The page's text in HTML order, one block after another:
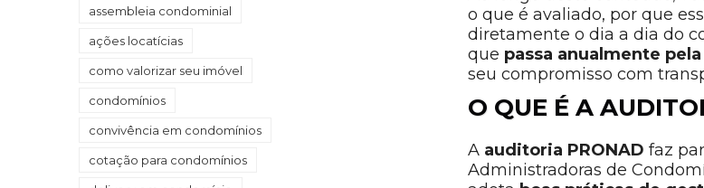
o que é avaliado, por que
diretamente o dia a dia do
que passa anualmente
seu compromisso com
O QUE É A
A auditoria PRONAD faz
Administradoras de
assembleia condominial
ações locatícias
como valorizar seu imóvel
condomínios
convivência em condomínios
cotação para condomínios